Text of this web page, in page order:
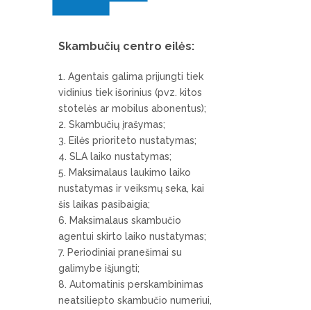
Skambučių centro eilės:
Agentais galima prijungti tiek
vidinius tiek išorinius (pvz. kitos
stotelės ar mobilus abonentus);
Skambučių įrašymas;
Eilės prioriteto nustatymas;
SLA laiko nustatymas;
Maksimalaus laukimo laiko
nustatymas ir veiksmų seka, kai
šis laikas pasibaigia;
Maksimalaus skambučio
agentui skirto laiko nustatymas;
Periodiniai pranešimai su
galimybe išjungti;
Automatinis perskambinimas
neatsiliepto skambučio numeriui,